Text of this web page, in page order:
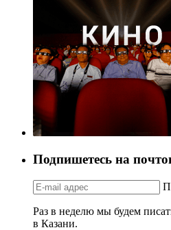
Подпишетесь на
Раз в неделю мы будем
в Казани.